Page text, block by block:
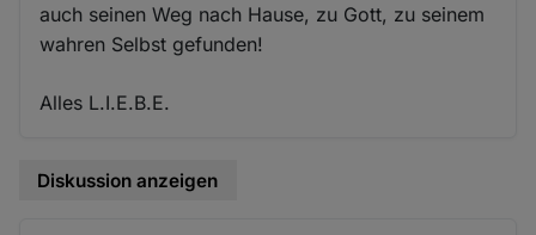
auch seinen Weg nach Hause, zu Gott, zu seinem
wahren Selbst gefunden!
Alles L.I.E.B.E.
Diskussion anzeigen